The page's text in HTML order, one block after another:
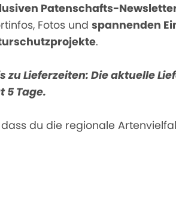
Patenschafts-
Fotos und spannenden
.
zu Lieferzeiten: Die aktuelle
5 Tage.
dass du die regionale